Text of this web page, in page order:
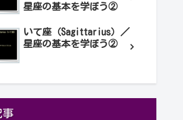
星座の基本を学ぼう②
いて座（Sagittarius）／
星座の基本を学ぼう②
事